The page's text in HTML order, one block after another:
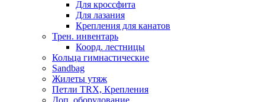
Для кроссфита
Для лазания
Крепления для канатов
Трен. инвентарь
Коорд. лестницы
Кольца гимнастические
Sandbag
Жилеты утяж
Петли TRX, Крепления
Доп. оборудование